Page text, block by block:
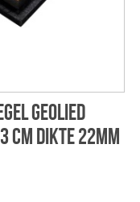
geolied
cm dikte 22mm